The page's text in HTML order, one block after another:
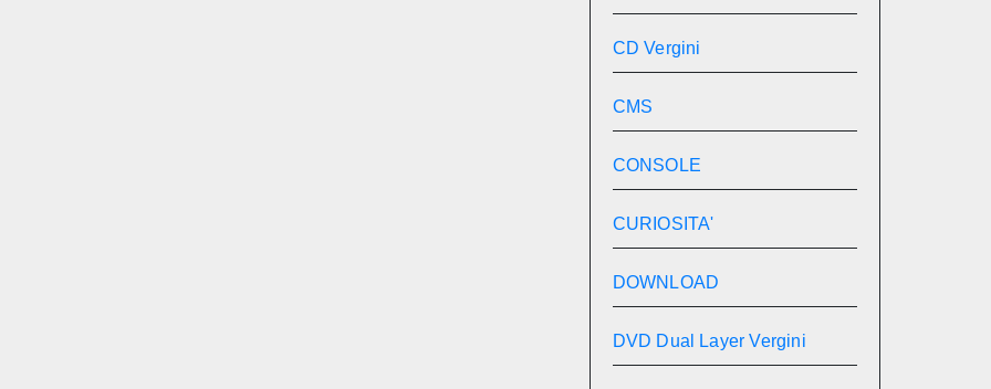
CD Vergini
CMS
CONSOLE
CURIOSITA'
DOWNLOAD
DVD Dual Layer Vergini